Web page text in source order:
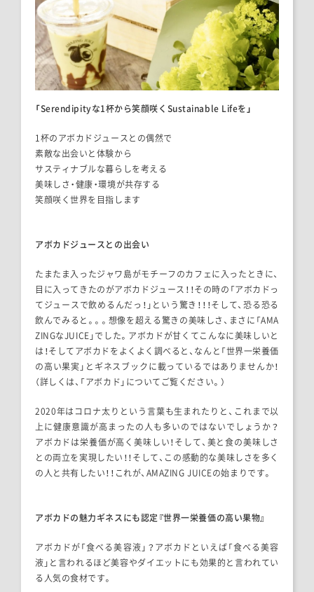
「Serendipityな1杯から笑顔咲くSustainable Lifeを」
1杯のアボカドジュースとの偶然で
素敵な出会いと体験から
サスティナブルな暮らしを考える
美味しさ・健康・環境が共存する
笑顔咲く世界を目指します
アボカドジュースとの出会い
たまたま入ったジャワ島がモチーフのカフェに入ったときに、
目に入ってきたのがアボカドジュース！！その時の「アボカドっ
てジュースで飲めるんだっ！」という驚き！！！そして、恐る恐る
飲んでみると。。。想像を超える驚きの美味しさ、まさに「AMA
ZINGなJUICE」でした。アボカドが甘くてこんなに美味しいと
は！そしてアボカドをよくよく調べると、なんと「世界一栄養価
の高い果実」とギネスブックに載っているではありませんか！
（詳しくは、「アボカド」についてご覧ください。）
2020年はコロナ太りという言葉も生まれたりと、これまで以
上に健康意識が高まったの人も多いのではないでしょうか？
アボカドは栄養価が高く美味しい！そして、美と食の美味しさ
との両立を実現したい！！そして、この感動的な美味しさを多く
の人と共有したい！！これが、AMAZING JUICEの始まりです。
アボカドの魅力ギネスにも認定『世界一栄養価の高い果物』
アボカドが「食べる美容液」？アボカドといえば「食べる美容
液」と言われるほど美容やダイエットにも効果的と言われてい
る人気の食材です。